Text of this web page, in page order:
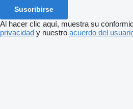
Suscribirse
Al hacer clic aquí, muestra su
privacidad y nuestro acuerdo del